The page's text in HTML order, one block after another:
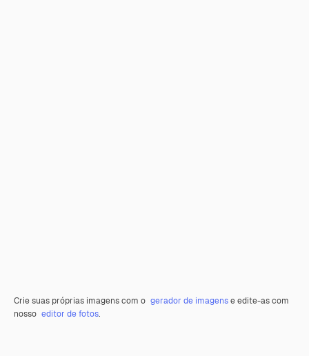
Crie suas próprias imagens com o gerador de imagense edite-as com
nosso editor de fotos.